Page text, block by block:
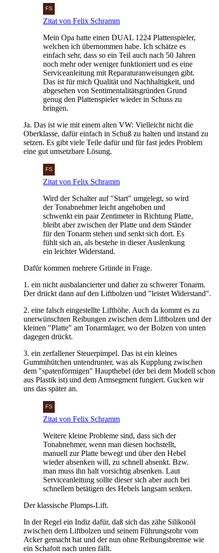
Zitat von Felix Schramm
Mein Opa hatte einen DUAL 1224 Plattenspieler,
welchen ich übernommen habe. Ich schätze es
einfach sehr, dass so ein Teil auch nach 50 Jahren
noch mehr oder weniger funktioniert und es eine
Serviceanleitung mit Reparaturanweisungen gibt.
Das ist für mich Qualität und Nachhaltigkeit, und
abgesehen von Sentimentalitätsgründen Grund
genug den Plattenspieler wieder in Schuss zu
bringen.
Ja. Das ist wie mit einem alten VW: Vielleicht nicht die
Oberklasse, dafür einfach in Schuß zu halten und instand zu
setzen. Es gibt viele Teile dafür und für fast jedes Problem
eine gut umsetzbare Lösung.
Zitat von Felix Schramm
Wird der Schalter auf "Start" umgelegt, so wird
der Tonabnehmer leicht angehoben und
schwenkt ein paar Zentimeter in Richtung Platte,
bleibt aber zwischen der Platte und dem Ständer
für den Tonarm stehen und senkt sich dort. Es
fühlt sich an, als bestehe in dieser Auslenkung
ein leichter Widerstand.
Dafür kommen mehrere Gründe in Frage.
1. ein nicht ausbalancierter und daher zu schwerer Tonarm.
Der drückt dann auf den Liftbolzen und "leistet Widerstand".
2. eine falsch eingestellte Lifthöhe. Auch da kommt es zu
unerwünschten Reibungen zwischen dem Liftbolzen und der
kleinen "Platte" am Tonarmlager, wo der Bolzen von unten
dagegen drückt.
3. ein zerfallener Steuerpimpel. Das ist ein kleines
Gummihütchen untendrunter, was als Kupplung zwischen
dem "spatenförmigen" Haupthebel (der bei dem Modell schon
aus Plastik ist) und dem Armsegment fungiert. Gucken wir
uns das später an.
Zitat von Felix Schramm
Weitere kleine Probleme sind, dass sich der
Tonabnehmer, wenn man diesen hochstellt,
manuell zur Platte bewegt und über den Hebel
wieder absenken will, zu schnell absenkt. Bzw.
man muss ihn halt vorsichtig absenken. Laut
Serviceanleitung sollte dieser sich aber auch bei
schnellem betätigen des Hebels langsam senken.
Der klassische Plumps-Lift.
In der Regel ein Indiz dafür, daß sich das zähe Silikonöl
zwischen dem Liftbolzen und seinem Führungsrohr vom
Acker gemacht hat und der nun ohne Reibungsbremse wie
ein Schafott nach unten fällt.